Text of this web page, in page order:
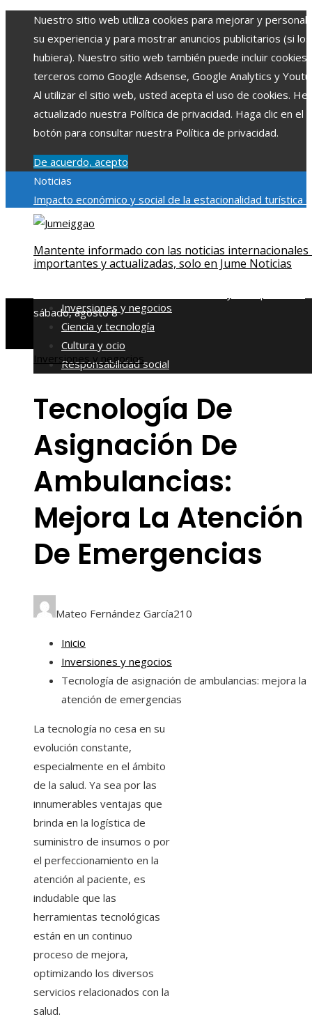
Nuestro sitio web utiliza cookies para mejorar y
su experiencia y para mostrar anuncios publicitarios (si los
hubiera). Nuestro sitio web también puede incluir cookies
terceros como Google Adsense, Google Analytics y
Al utilizar el sitio web, usted acepta el uso de cookies.
actualizado nuestra Política de privacidad. Haga clic en el
botón para consultar nuestra Política de privacidad.
De acuerdo, acepto
Noticias
Impacto económico y social de la estacionalidad turística
Montenegro
absorción de nutrientesReformas regulatorias derivadas
desastres industriales emblemáticos
Ciudades con más
sábado, agosto 8
Mantente informado con las noticias internacionales
importantes y actualizadas, solo en Jume Noticias
Inversiones y negocios
Ciencia y tecnología
Cultura y ocio
Responsabilidad social
Inversiones y negocios
Tecnología De
Asignación De
Ambulancias:
Mejora La Atención
De Emergencias
Mateo Fernández García210
Inicio
Inversiones y negocios
Tecnología de asignación de ambulancias: mejora la
atención de emergencias
La tecnología no cesa en su
evolución constante,
especialmente en el ámbito
de la salud. Ya sea por las
innumerables ventajas que
brinda en la logística de
suministro de insumos o por
el perfeccionamiento en la
atención al paciente, es
indudable que las
herramientas tecnológicas
están en un continuo
proceso de mejora,
optimizando los diversos
servicios relacionados con la
salud.